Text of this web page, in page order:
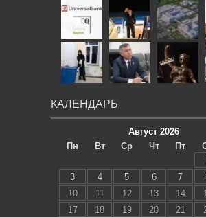
КАЛЕНДАРЬ
Август 2026
Пн
Вт Ср Чт Пт
3
4 5 6 7
10
11 12 13 14
17
18 19 20 21